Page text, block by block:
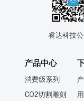
睿达科技
产品中心
消费级系列
CO2切割雕刻